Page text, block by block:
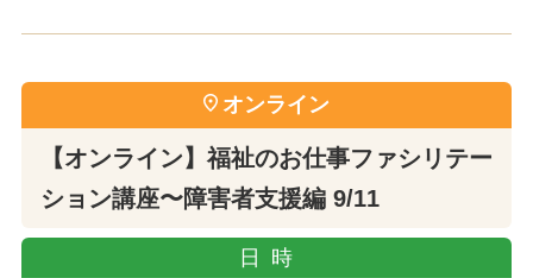
オンライン
【オンライン】福祉のお仕事ファシリテー
ション講座〜障害者支援編 9/11
日時